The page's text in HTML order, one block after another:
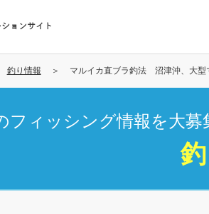
ョンサイト
釣り情報 マルイカ直ブラ釣法 沼津沖、大型
フィッシング情報を大募